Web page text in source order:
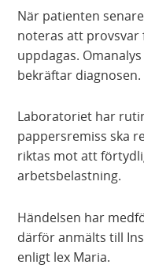
När patienten
noteras att provsvar
uppdagas.
bekräftar diagnosen.
Laboratoriet har
pappersremiss ska
riktas mot att
arbetsbelastning.
Händelsen har
därför anmälts till
enligt lex Maria.